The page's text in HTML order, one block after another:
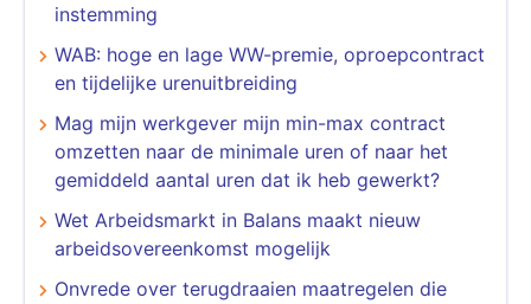
instemming
WAB: hoge en lage WW-premie, oproepcontract
en tijdelijke urenuitbreiding
Mag mijn werkgever mijn min-max contract
omzetten naar de minimale uren of naar het
gemiddeld aantal uren dat ik heb gewerkt?
Wet Arbeidsmarkt in Balans maakt nieuw
arbeidsovereenkomst mogelijk
Onvrede over terugdraaien maatregelen die